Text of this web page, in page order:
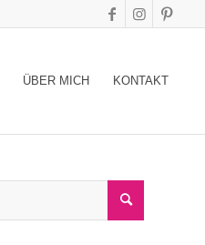
ÜBER MICH KONTAKT